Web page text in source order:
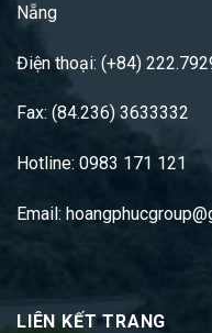
Nẵng
Điện thoại: (+84)
Fax: (84.236) 3633332
Hotline: 0983 171 121
Email:
LIÊN KẾT TRANG